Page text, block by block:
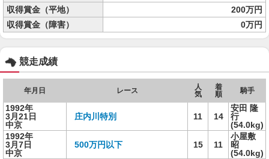
収得賞金（平地）
200万円
収得賞金（障害）
0万円
競走成績
年月日 レース
人
気
着
順
騎手
1992年
3月21日
中京
庄内川特別 11 14
安田 隆
行
(54.0kg)
1992年
3月7日
中京
500万円以下 15 11
小屋敷
昭
(54.0kg)